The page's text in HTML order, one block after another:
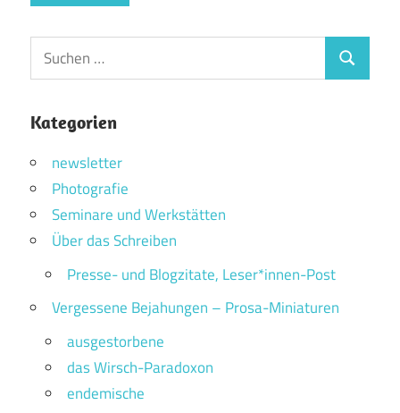
Suchen
nach:
Suchen
Kategorien
newsletter
Photografie
Seminare und Werkstätten
Über das Schreiben
Presse- und Blogzitate, Leser*innen-Post
Vergessene Bejahungen – Prosa-Miniaturen
ausgestorbene
das Wirsch-Paradoxon
endemische